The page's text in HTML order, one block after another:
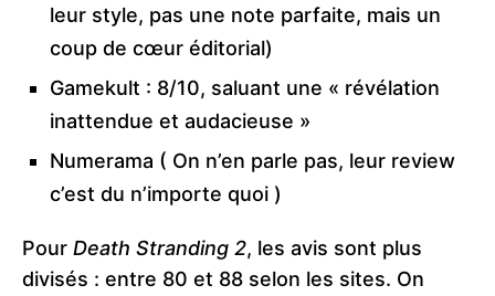
leur style, pas une note parfaite, mais un
coup de cœur éditorial)
Gamekult : 8/10, saluant une « révélation
inattendue et audacieuse »
Numerama ( On n’en parle pas, leur review
c’est du n’importe quoi )
Pour Death Stranding 2, les avis sont plus
divisés : entre 80 et 88 selon les sites. On